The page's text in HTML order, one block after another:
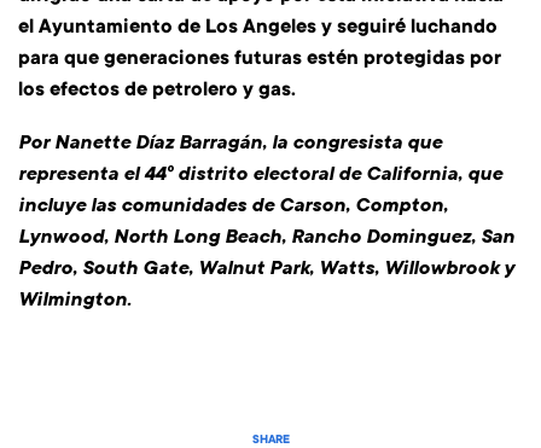
SHARE
el Ayuntamiento de Los Angeles y seguiré luchando
para que generaciones futuras estén protegidas por
los efectos de petrolero y gas.
Por Nanette Díaz Barragán, la congresista que
representa el 44º distrito electoral de California, que
incluye las comunidades de Carson, Compton,
Lynwood, North Long Beach, Rancho Dominguez, San
Pedro, South Gate, Walnut Park, Watts, Willowbrook y
Wilmington.